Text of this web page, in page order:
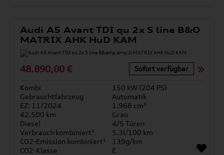
Audi A5 Avant TDI qu 2x S line B&O
MATRIX AHK HuD KAM
48.890,00 € Sofort verfügbar
Kombi
150 kW (204 PS)
Gebrauchtfahrzeug
Automatik
EZ: 11/2024
1.968 cm³
42.500 km
Grau
Diesel
4/5 Türen
Verbrauch kombiniert¹
5.3l/100 km
CO2-Emission kombiniert¹
139g/km
CO2-Klasse
E